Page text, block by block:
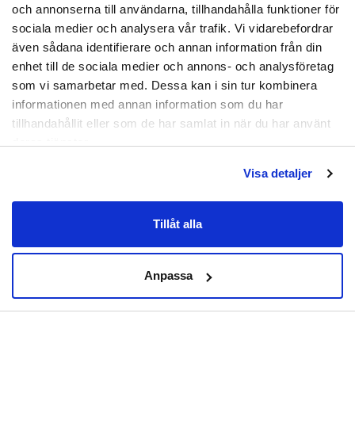
och annonserna till användarna, tillhandahålla funktioner för
sociala medier och analysera vår trafik. Vi vidarebefordrar
även sådana identifierare och annan information från din
enhet till de sociala medier och annons- och analysföretag
som vi samarbetar med. Dessa kan i sin tur kombinera
informationen med annan information som du har
tillhandahållit eller som de har samlat in när du har använt
Visa detaljer
Tillåt alla
Anpassa
venerna att lättare pumpa tillbaka blodet till
hjärtat.
Dessa stödstrumpor kan användas under hela dagen
och ger mycket bra stöd för trötta ben.
Klass 2 stödstrumpor rekommenderas för större
besvär, exempelvis, flebit, lymfödem, svåra
åderbrock, efter kirurgi för kronisk venös insufficiens
och stora trötthetsbesvär samt blodproppar.
Ibland kan en läkare behöva kontaktas vid
Material:Nylon-spandex.
Genom att registrera dig godkänner du
Nej tack